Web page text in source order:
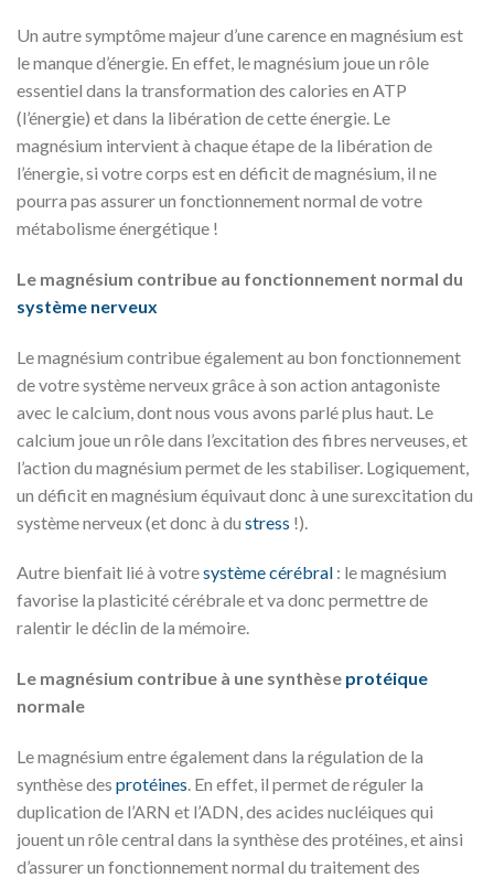
Un autre symptôme majeur d’une carence en magnésium est
le manque d’énergie. En effet, le magnésium joue un rôle
essentiel dans la transformation des calories en ATP
(l’énergie) et dans la libération de cette énergie. Le
magnésium intervient à chaque étape de la libération de
l’énergie, si votre corps est en déficit de magnésium, il ne
pourra pas assurer un fonctionnement normal de votre
métabolisme énergétique !
Le magnésium contribue au fonctionnement normal du
système nerveux
Le magnésium contribue également au bon fonctionnement
de votre système nerveux grâce à son action antagoniste
avec le calcium, dont nous vous avons parlé plus haut. Le
calcium joue un rôle dans l’excitation des fibres nerveuses, et
l’action du magnésium permet de les stabiliser. Logiquement,
un déficit en magnésium équivaut donc à une surexcitation du
système nerveux (et donc à du stress !).
Autre bienfait lié à votresystème cérébral : le magnésium
favorise la plasticité cérébrale et va donc permettre de
ralentir le déclin de la mémoire.
Le magnésium contribue à une synthèse protéique
normale
Le magnésium entre également dans la régulation de la
synthèse des protéines. En effet, il permet de réguler la
duplication de l’ARN et l’ADN, des acides nucléiques qui
jouent un rôle central dans la synthèse des protéines, et ainsi
d’assurer un fonctionnement normal du traitement des